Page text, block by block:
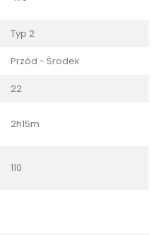
Typ 2
Przód - Środek
22
2h15m
110